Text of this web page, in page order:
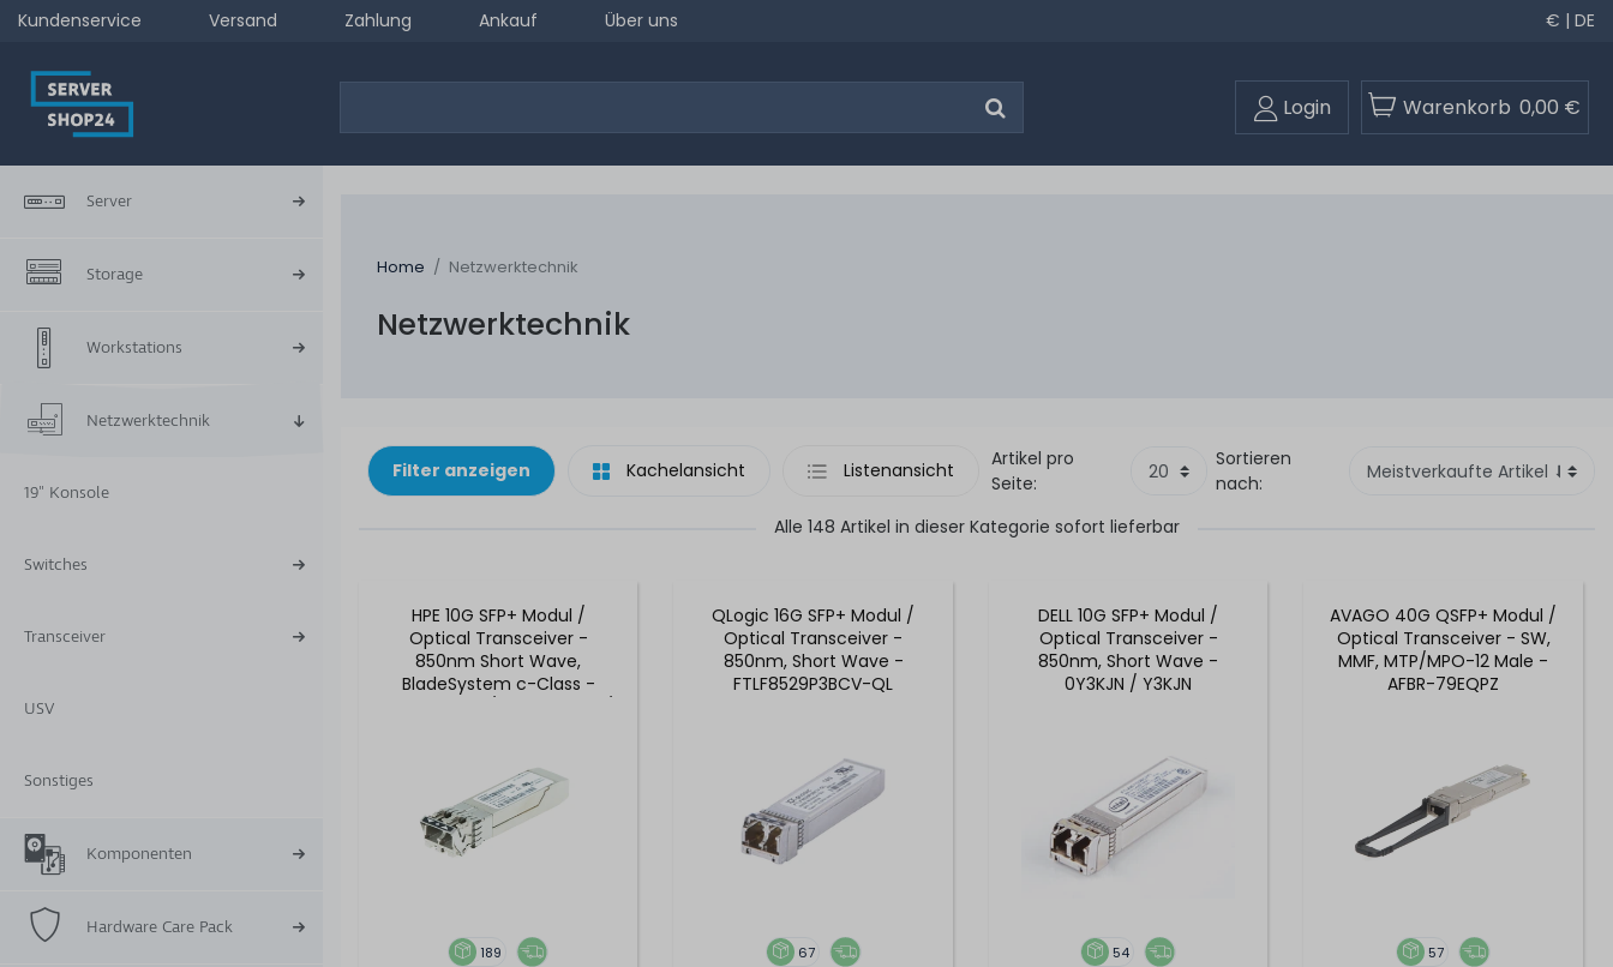
Kundenservice Versand Zahlung Ankauf Über uns € | DE
Login Warenkorb 0,00 €
Server
Storage
Workstations
Netzwerktechnik
19" Konsole
Switches
Transceiver
USV
Sonstiges
Komponenten
Hardware Care Pack
Home Netzwerktechnik
Netzwerktechnik
Filter anzeigen Kachelansicht Listenansicht
Artikel pro
Seite:
Sortieren
nach:
Alle 148 Artikel in dieser Kategorie sofort lieferbar
HPE 10G SFP+ Modul /
Optical Transceiver -
850nm Short Wave,
BladeSystem c-Class -
189
QLogic 16G SFP+ Modul /
Optical Transceiver -
850nm, Short Wave -
FTLF8529P3BCV-QL
67
DELL 10G SFP+ Modul /
Optical Transceiver -
850nm, Short Wave -
0Y3KJN / Y3KJN
54
AVAGO 40G QSFP+ Modul /
Optical Transceiver - SW,
MMF, MTP/MPO-12 Male -
AFBR-79EQPZ
57